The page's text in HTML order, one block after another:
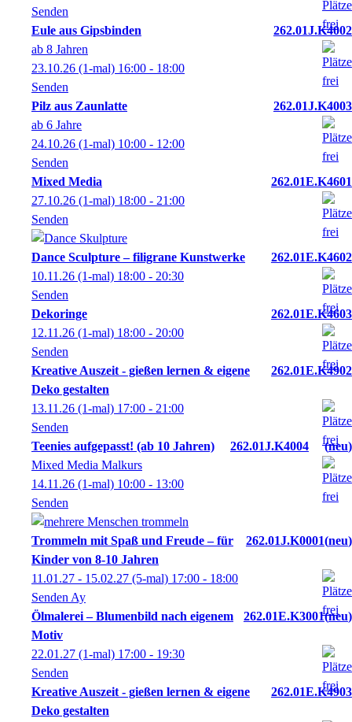
Senden
Eule aus Gipsbinden
262.01J.K4002
ab 8 Jahren
23.10.26 (1-mal) 16:00 - 18:00
Senden
Pilz aus Zaunlatte
262.01J.K4003
ab 6 Jahre
24.10.26 (1-mal) 10:00 - 12:00
Senden
Mixed Media
262.01E.K4601
27.10.26 (1-mal) 18:00 - 21:00
Senden
Dance Sculpture – filigrane Kunstwerke
262.01E.K4602
10.11.26 (1-mal) 18:00 - 20:30
Senden
Dekoringe
262.01E.K4603
12.11.26 (1-mal) 18:00 - 20:00
Senden
Kreative Auszeit - gießen lernen & eigene
Deko gestalten
262.01E.K4902
13.11.26 (1-mal) 17:00 - 21:00
Senden
Teenies aufgepasst! (ab 10 Jahren)
262.01J.K4004
neu
Mixed Media Malkurs
14.11.26 (1-mal) 10:00 - 13:00
Senden
Trommeln mit Spaß und Freude – für
Kinder von 8-10 Jahren
262.01J.K0001 neu
11.01.27 - 15.02.27 (5-mal) 17:00 - 18:00
Senden Ay
Ölmalerei – Blumenbild nach eigenem
Motiv
262.01E.K3001 neu
22.01.27 (1-mal) 17:00 - 19:30
Senden
Kreative Auszeit - gießen lernen & eigene
Deko gestalten
262.01E.K4903